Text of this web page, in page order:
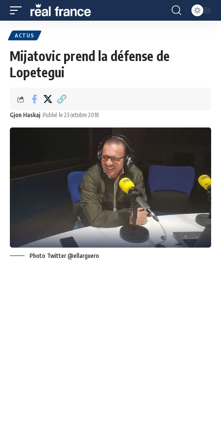
ACTUS
Mijatovic prend la défense de
Lopetegui
Gjon Haskaj Publié le 23 octobre 2018
Photo Twitter @ellarguero